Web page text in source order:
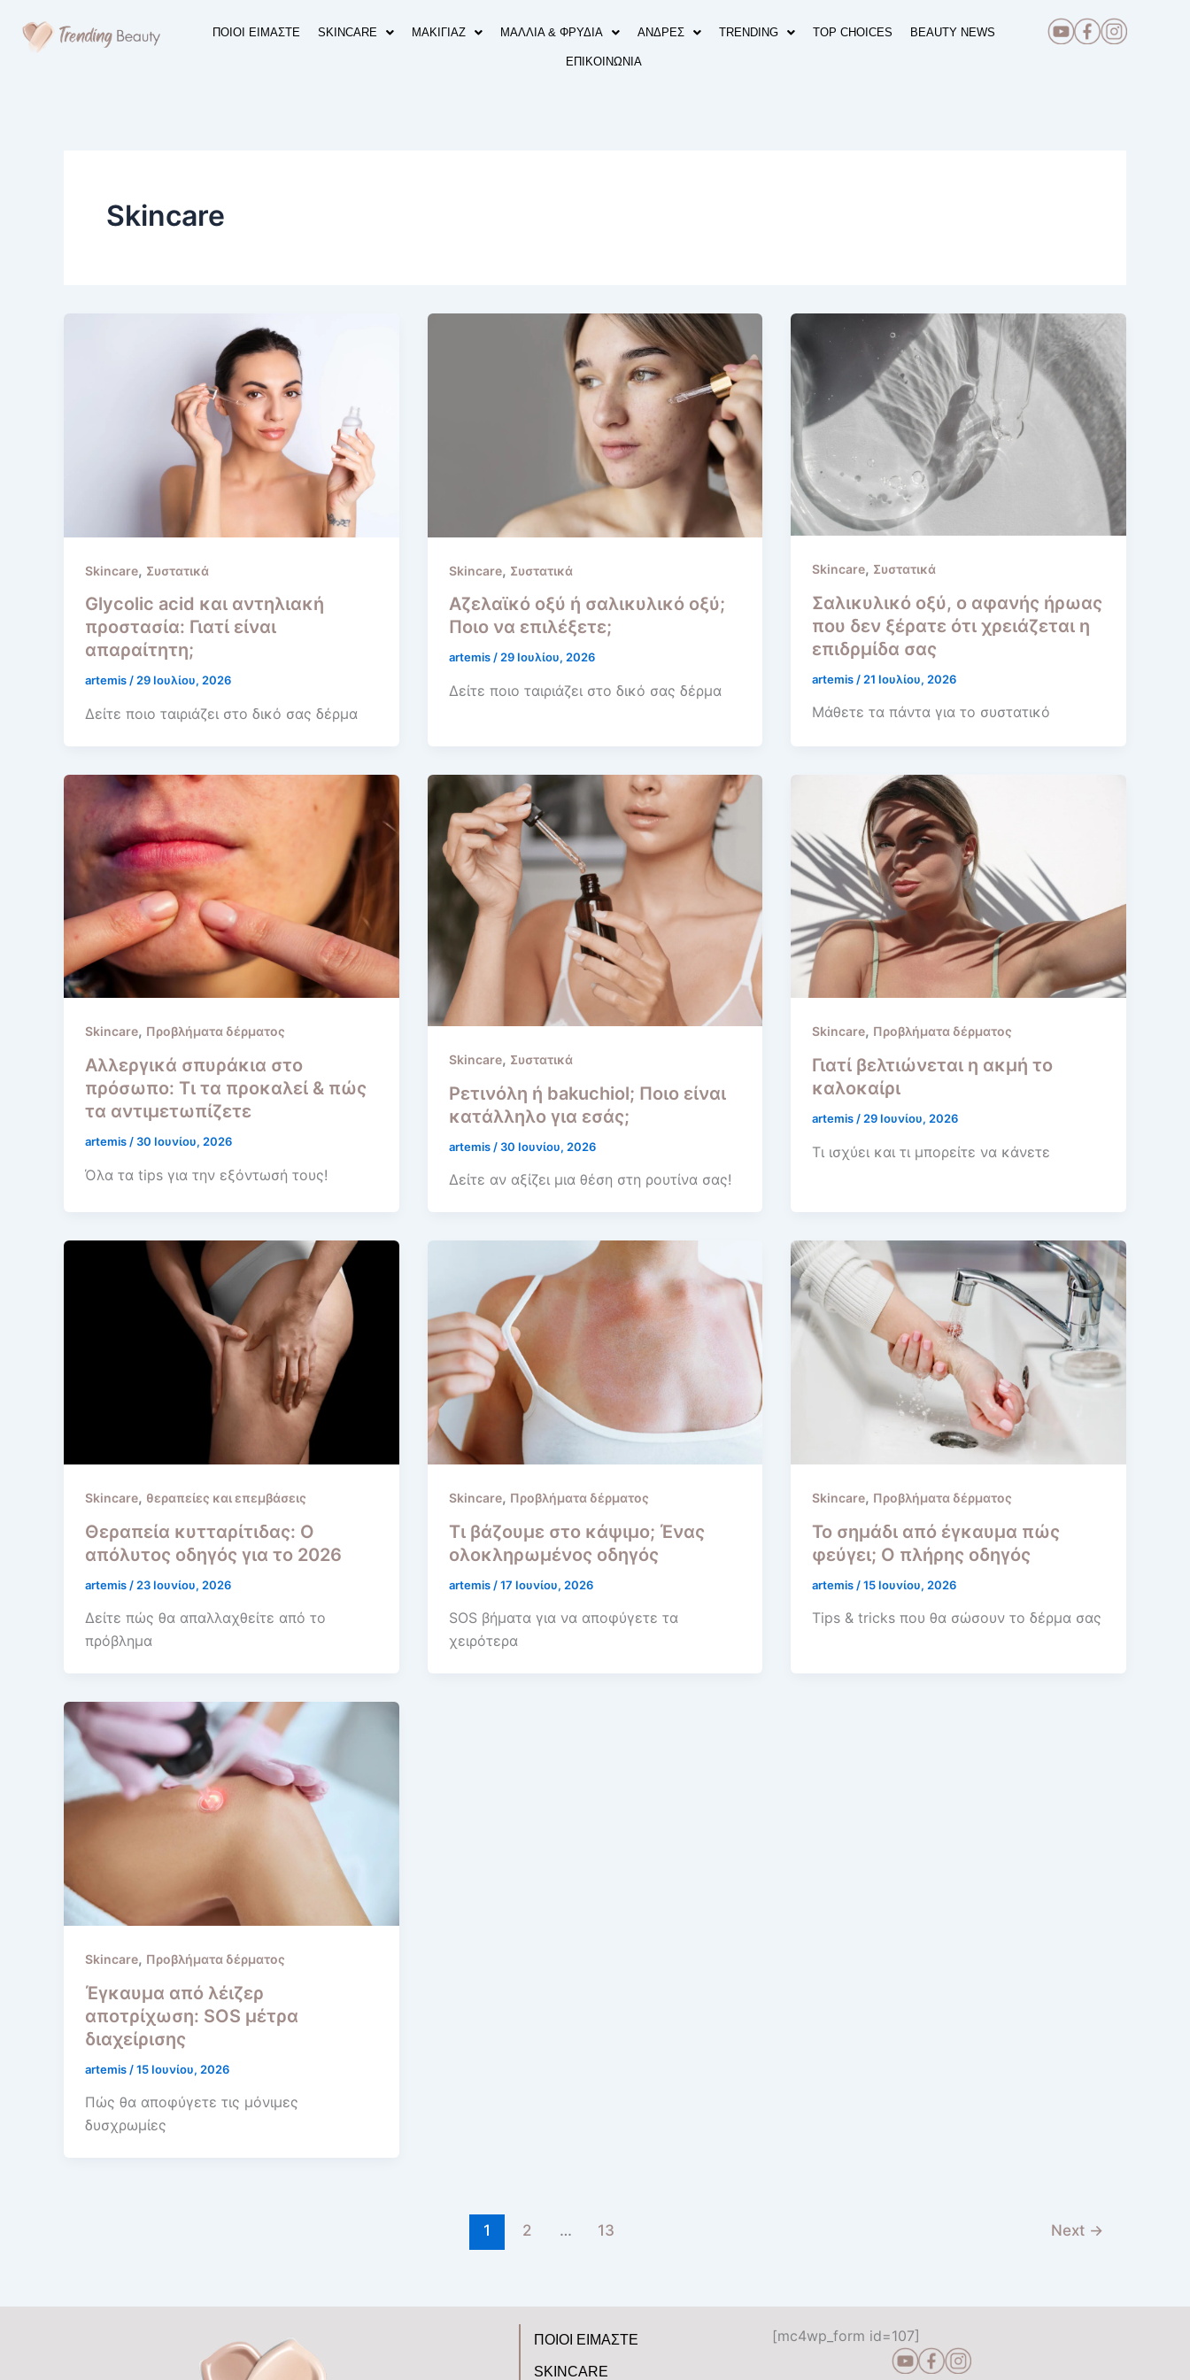
content
ΠΟΙΟΙ ΕΙΜΑΣΤΕ SKINCARE ΜΑΚΙΓΙΑΖ ΜΑΛΛΙΑ & ΦΡΥΔΙΑ ΑΝΔΡΕΣ TRENDING TOP CHOICES BEAUTY NEWS
ΕΠΙΚΟΙΝΩΝΙΑ
Skincare
Skincare, Συστατικά
Glycolic acid και αντηλιακή
προστασία: Γιατί είναι
απαραίτητη;
artemis/29 Ιουλίου, 2026
Δείτε ποιο ταιριάζει στο δικό σας δέρμα
Skincare, Συστατικά
Αζελαϊκό οξύ ή σαλικυλικό οξύ;
Ποιο να επιλέξετε;
artemis/29 Ιουλίου, 2026
Δείτε ποιο ταιριάζει στο δικό σας δέρμα
Skincare, Συστατικά
Σαλικυλικό οξύ, ο αφανής ήρωας
που δεν ξέρατε ότι χρειάζεται η
επιδρμίδα σας
artemis / 21 Ιουλίου, 2026
Μάθετε τα πάντα για το συστατικό
Skincare, Προβλήματα δέρματος
Αλλεργικά σπυράκια στο
πρόσωπο: Τι τα προκαλεί & πώς
τα αντιμετωπίζετε
artemis/ 30 Ιουνίου, 2026
Όλα τα tips για την εξόντωσή τους!
Skincare, Συστατικά
Ρετινόλη ή bakuchiol; Ποιο είναι
κατάλληλο για εσάς;
artemis / 30 Ιουνίου, 2026
Δείτε αν αξίζει μια θέση στη ρουτίνα σας!
Skincare, Προβλήματα δέρματος
Γιατί βελτιώνεται η ακμή το
καλοκαίρι
artemis/29 Ιουνίου, 2026
Τι ισχύει και τι μπορείτε να κάνετε
Skincare, θεραπείες και επεμβάσεις
Θεραπεία κυτταρίτιδας: Ο
απόλυτος οδηγός για το 2026
artemis / 23 Ιουνίου, 2026
Δείτε πώς θα απαλλαχθείτε από το
πρόβλημα
Skincare, Προβλήματα δέρματος
Τι βάζουμε στο κάψιμο; Ένας
ολοκληρωμένος οδηγός
artemis /17 Ιουνίου, 2026
SOS βήματα για να αποφύγετε τα
χειρότερα
Skincare, Προβλήματα δέρματος
Το σημάδι από έγκαυμα πώς
φεύγει; Ο πλήρης οδηγός
artemis /15 Ιουνίου, 2026
Tips & tricks που θα σώσουν το δέρμα σας
Skincare, Προβλήματα δέρματος
Έγκαυμα από λέιζερ
αποτρίχωση: SOS μέτρα
διαχείρισης
artemis /15 Ιουνίου, 2026
Πώς θα αποφύγετε τις μόνιμες
δυσχρωμίες
1 2 … 13 Next →
ΠΟΙΟΙ ΕΙΜΑΣΤΕ
SKINCARE
[mc4wp_form id=107]